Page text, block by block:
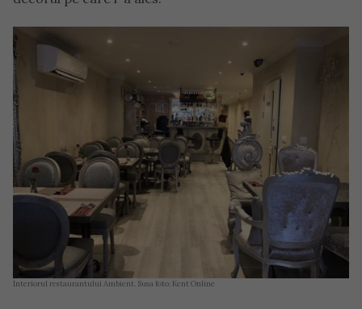
Interiorul restaurantului Ambient. Susa foto: Kent Online